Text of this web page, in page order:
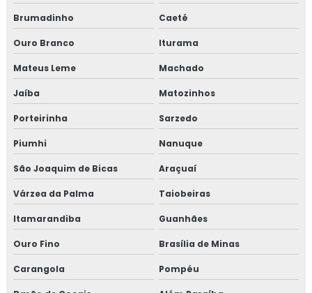
Brumadinho Caeté
Ouro Branco Iturama
Mateus Leme Machado
Jaíba Matozinhos
Porteirinha Sarzedo
Piumhi Nanuque
São Joaquim de Bicas Araçuaí
Várzea da Palma Taiobeiras
Itamarandiba Guanhães
Ouro Fino Brasília de Minas
Carangola Pompéu